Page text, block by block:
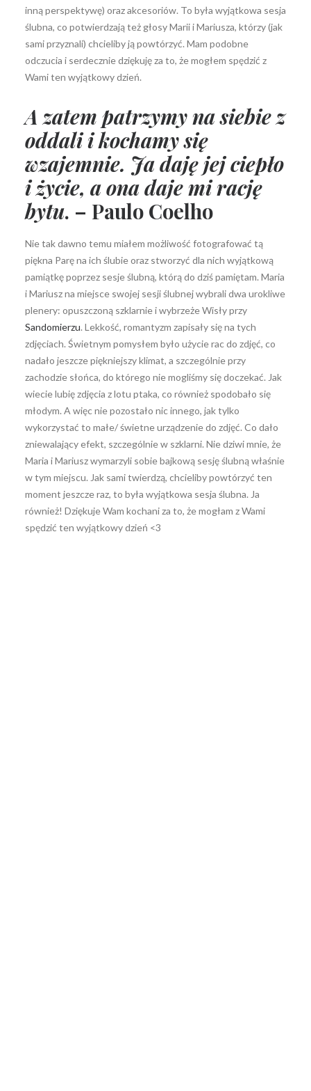
inną perspektywę) oraz akcesoriów. To była wyjątkowa sesja
ślubna, co potwierdzają też głosy Marii i Mariusza, którzy (jak
sami przyznali) chcieliby ją powtórzyć. Mam podobne
odczucia i serdecznie dziękuję za to, że mogłem spędzić z
Wami ten wyjątkowy dzień.
A zatem patrzymy na siebie z
oddali i kochamy się
wzajemnie. Ja daję jej ciepło
i życie, a ona daje mi rację
bytu. – Paulo Coelho
Nie tak dawno temu miałem możliwość fotografować tą
piękna Parę na ich ślubie oraz stworzyć dla nich wyjątkową
pamiątkę poprzez sesje ślubną, którą do dziś pamiętam. Maria
i Mariusz na miejsce swojej sesji ślubnej wybrali dwa urokliwe
plenery: opuszczoną szklarnie i wybrzeże Wisły przy
Sandomierzu. Lekkość, romantyzm zapisały się na tych
zdjęciach. Świetnym pomysłem było użycie rac do zdjęć, co
nadało jeszcze piękniejszy klimat, a szczególnie przy
zachodzie słońca, do którego nie mogliśmy się doczekać. Jak
wiecie lubię zdjęcia z lotu ptaka, co również spodobało się
młodym. A więc nie pozostało nic innego, jak tylko
wykorzystać to małe/ świetne urządzenie do zdjęć. Co dało
zniewalający efekt, szczególnie w szklarni. Nie dziwi mnie, że
Maria i Mariusz wymarzyli sobie bajkową sesję ślubną właśnie
w tym miejscu. Jak sami twierdzą, chcieliby powtórzyć ten
moment jeszcze raz, to była wyjątkowa sesja ślubna. Ja
również! Dziękuje Wam kochani za to, że mogłam z Wami
spędzić ten wyjątkowy dzień <3